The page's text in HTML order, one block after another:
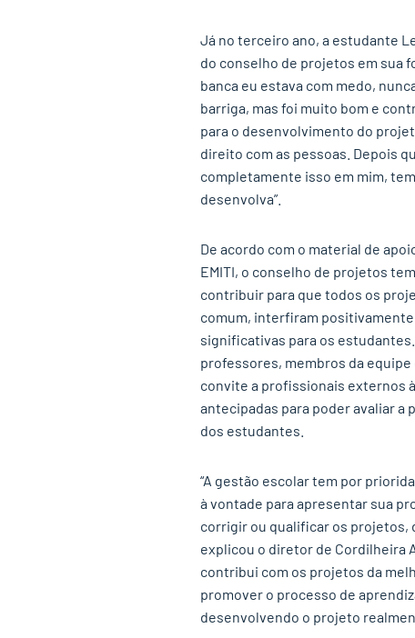
Já no terceiro ano, a estudante
do conselho de projetos em sua
banca eu estava com medo,
barriga, mas foi muito bom e
para o desenvolvimento do
direito com as pessoas. Depois
completamente isso em mim,
desenvolva”.
De acordo com o material de
EMITI, o conselho de projetos
contribuir para que todos os
comum, interfiram
significativas para os
professores, membros da
convite a profissionais externos
antecipadas para poder avaliar a
dos estudantes.
“A gestão escolar tem por
à vontade para apresentar sua
corrigir ou qualificar os projetos,
explicou o diretor de Cordilheira
contribui com os projetos da
promover o processo de
desenvolvendo o projeto